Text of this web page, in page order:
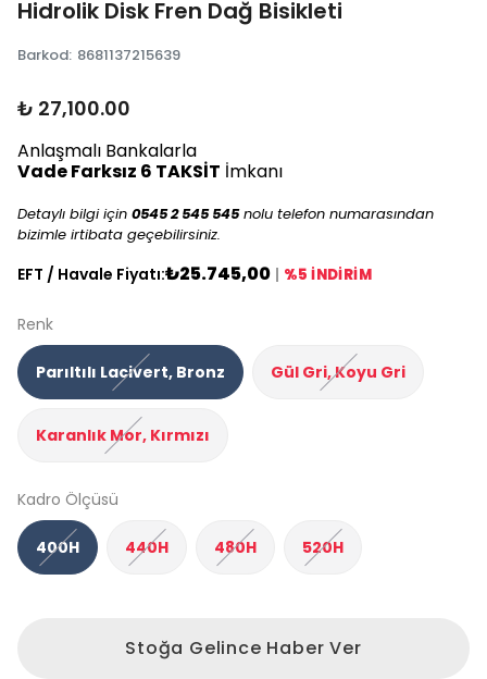
Hidrolik Disk Fren Dağ Bisikleti
Barkod: 8681137215639
₺ 27,100.00
Anlaşmalı Bankalarla
Vade Farksız 6 TAKSİT İmkanı
Detaylı bilgi için 0545 2 545 545nolu telefon numarasından
bizimle irtibata geçebilirsiniz.
EFT / Havale Fiyatı:₺25.745,00 | %5 İNDİRİM
Renk
Parıltılı Lacivert, Bronz Gül Gri, Koyu Gri
Karanlık Mor, Kırmızı
Kadro Ölçüsü
400H 440H 480H 520H
Stoğa Gelince Haber Ver